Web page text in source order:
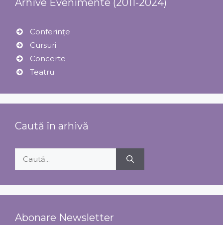
Arhive Evenimente (2011-2024)
Conferințe
Cursuri
Concerte
Teatru
Caută în arhivă
după:
Abonare Newsletter